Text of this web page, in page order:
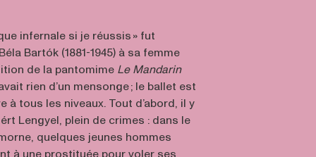
infernale si je réussis » fut
Bartók (1881-1945) à sa femme
de la pantomime Le Mandarin
rien d’un mensonge ; le ballet est
à tous les niveaux. Tout d’abord, il y
Lengyel, plein de crimes : dans le
quelques jeunes hommes